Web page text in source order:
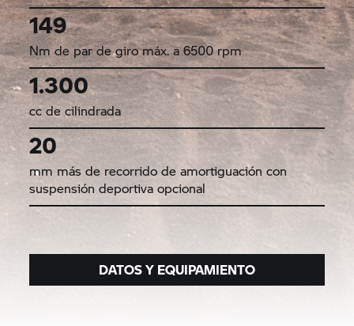
149
Nm de par de giro máx. a 6500 rpm
1.300
cc de cilindrada
20
mm más de recorrido de amortiguación con
suspensión deportiva opcional
DATOS Y EQUIPAMIENTO